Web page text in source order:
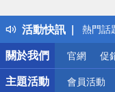
活動快訊
得獎公
熱門話
銀行優
偏遠地
詐騙網
關於我們
官網 促
主題活動 會員活動